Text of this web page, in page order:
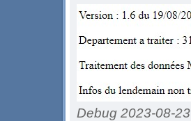
Debug 2023-08-23